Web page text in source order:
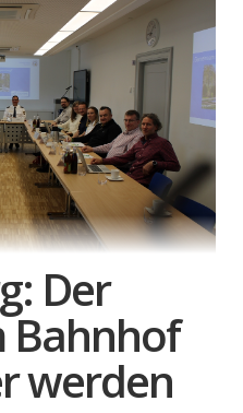
Der
Bahnhof
werden